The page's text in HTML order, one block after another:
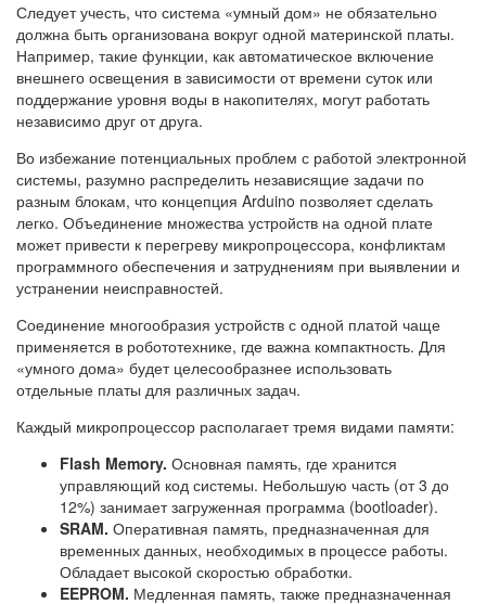
Следует учесть, что система «умный дом» не обязательно
должна быть организована вокруг одной материнской платы.
Например, такие функции, как автоматическое включение
внешнего освещения в зависимости от времени суток или
поддержание уровня воды в накопителях, могут работать
независимо друг от друга.
Во избежание потенциальных проблем с работой электронной
системы, разумно распределить независящие задачи по
разным блокам, что концепция Arduino позволяет сделать
легко. Объединение множества устройств на одной плате
может привести к перегреву микропроцессора, конфликтам
программного обеспечения и затруднениям при выявлении и
устранении неисправностей.
Соединение многообразия устройств с одной платой чаще
применяется в робототехнике, где важна компактность. Для
«умного дома» будет целесообразнее использовать
отдельные платы для различных задач.
Каждый микропроцессор располагает тремя видами памяти:
Flash Memory. Основная память, где хранится
управляющий код системы. Небольшую часть (от 3 до
12%) занимает загруженная программа (bootloader).
SRAM. Оперативная память, предназначенная для
временных данных, необходимых в процессе работы.
Обладает высокой скоростью обработки.
EEPROM. Медленная память, также предназначенная